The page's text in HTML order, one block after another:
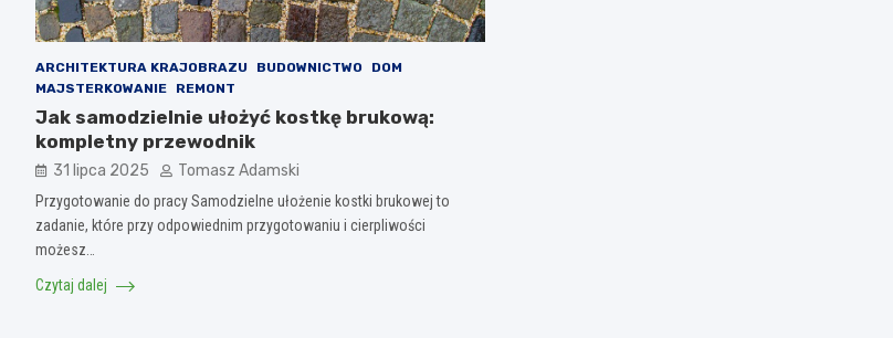
ARCHITEKTURA KRAJOBRAZU BUDOWNICTWO
DOM
MAJSTERKOWANIE
REMONT
Jak samodzielnie ułożyć kostkę brukową:
kompletny przewodnik
31 lipca 2025 Tomasz Adamski
Przygotowanie do pracy Samodzielne ułożenie kostki brukowej to
zadanie, które przy odpowiednim przygotowaniu i cierpliwości
możesz…
Czytaj dalej